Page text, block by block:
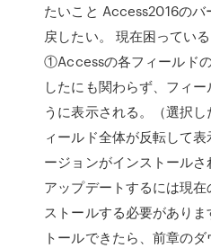
たいこと Access2016のバ
戻したい。 現在困ってい
①Accessの各フィールド
したにも関わらず、フィ
うに表示される。（選択
ィールド全体が反転して
ージョンがインストール
アップデートするには現
ストールする必要があり
トールできたら、前章の